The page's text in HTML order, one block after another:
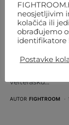
REGIJA UFC
NOKAUT
SEKUNDI
Kakav nokaut!
velterašku…
AUTOR FIGHTROOM
neosjetljivim
kolačića ili
obrađujemo
identifikatore
Postavke